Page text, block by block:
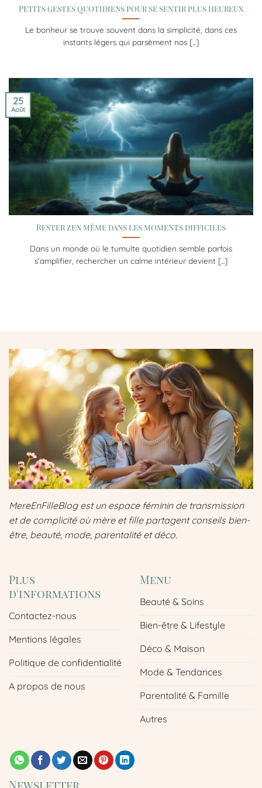
Petits gestes quotidiens pour se sentir plus heureux
Le bonheur se trouve souvent dans la simplicité, dans ces
instants légers qui parsèment nos [...]
Rester zen même dans les moments difficiles
Dans un monde où le tumulte quotidien semble parfois
s’amplifier, rechercher un calme intérieur devient [...]
25
Août
MereEnFilleBlog est un espace féminin de transmission
et de complicité où mère et fille partagent conseils bien-
être, beauté, mode, parentalité et déco.
Plus
d'informations
Contactez-nous
Mentions légales
Politique de confidentialité
A propos de nous
Menu
Beauté & Soins
Bien-être & Lifestyle
Déco & Maison
Mode & Tendances
Parentalité & Famille
Autres
Newsletter